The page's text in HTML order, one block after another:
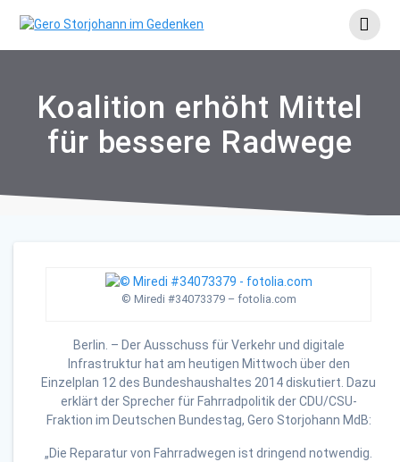
to
Koalition erhöht Mittel
für bessere Radwege
© Miredi #34073379 – fotolia.com
Berlin. – Der Ausschuss für Verkehr und digitale
Infrastruktur hat am heutigen Mittwoch über den
Einzelplan 12 des Bundeshaushaltes 2014 diskutiert. Dazu
erklärt der Sprecher für Fahrradpolitik der CDU/CSU-
Fraktion im Deutschen Bundestag, Gero Storjohann MdB:
„Die Reparatur von Fahrradwegen ist dringend notwendig.